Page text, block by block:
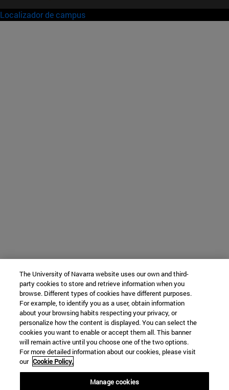
Localizador de campus
The University of Navarra website uses our own and third-
party cookies to store and retrieve information when you
browse. Different types of cookies have different purposes.
For example, to identify you as a user, obtain information
about your browsing habits respecting your privacy, or
personalize how the content is displayed. You can select the
cookies you want to enable or accept them all. This banner
will remain active until you choose one of the two options.
For more detailed information about our cookies, please visit
our Cookie Policy.
Manage cookies